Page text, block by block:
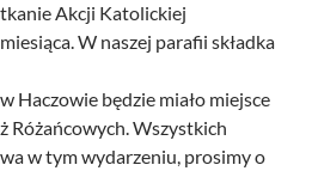
Akcji Katolickiej
W naszej parafii składka
Haczowie będzie miało miejsce
Różańcowych. Wszystkich
w tym wydarzeniu, prosimy o